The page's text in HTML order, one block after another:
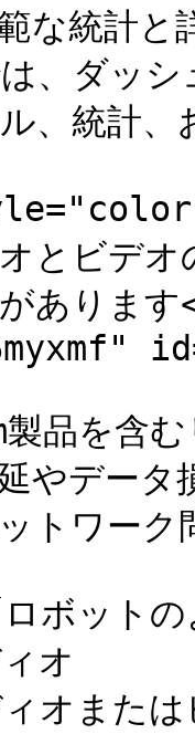
な統計と
、ダッ
、統計
とビデ
ありま
製品を含
やデー
トワー
ボットの
オ
オまたは